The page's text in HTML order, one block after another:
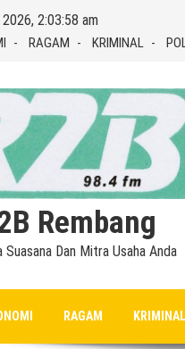
2:03:59 am
RAGAM KRIMINAL
Rembang
Dan Mitra Usaha Anda
RAGAM KRIMINAL